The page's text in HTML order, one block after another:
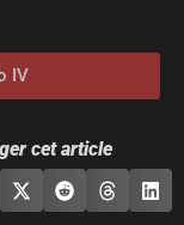
IV
cet article